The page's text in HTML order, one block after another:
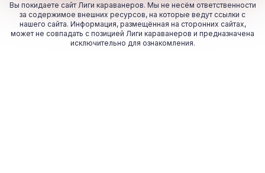
Вы покидаете сайт Лиги караванеров. Мы не несём ответственности
за содержимое внешних ресурсов, на которые ведут ссылки с
нашего сайта. Информация, размещённая на сторонних сайтах,
может не совпадать с позицией Лиги караванеров и предназначена
исключительно для ознакомления.